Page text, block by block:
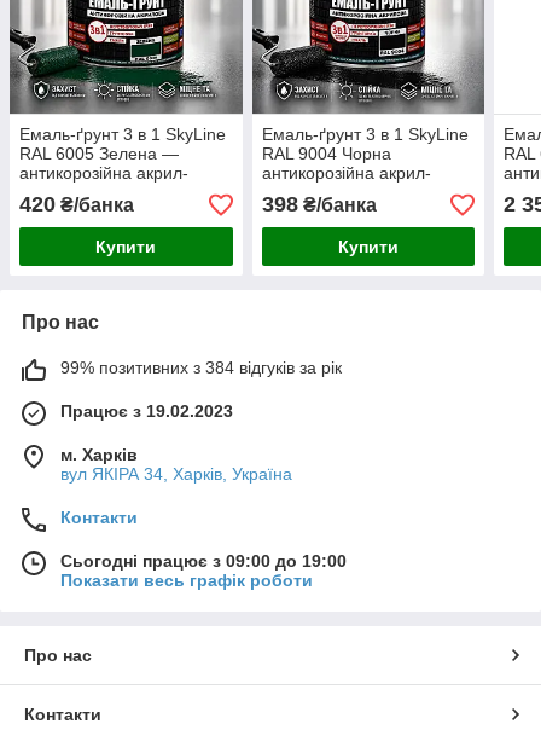
Емаль-ґрунт 3 в 1 SkyLine
RAL 6005 Зелена —
антикорозійна акрил-
поліуретанова фарба по
металу та іржі без запаху
0.9 кг
420 ₴/банка
Купити
Емаль-ґрунт 3 в 1 SkyLine
RAL 9004 Чорна
антикорозійна акрил-
поліуретанова фарба по
металу без запаху 0.9 кг
398₴/банка
Купити
RAL
2
Про нас
99% позитивних з 384 відгуків за рік
Працює з 19.02.2023
м. Харків
вул ЯКІРА 34, Харків, Україна
Контакти
Сьогодні працює з 09:00 до 19:00
Показати весь графік роботи
Про нас
Контакти